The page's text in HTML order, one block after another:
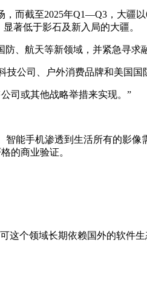
而截至2025年Q1—Q3，大疆
著低于影石及新入局的大疆。
、航天等新领域，并紧急寻求
公司、户外消费品牌和美国国
司或其他战略举措来实现。”
智能手机渗透到生活所有的影
的商业验证。
这个领域长期依赖国外的软件